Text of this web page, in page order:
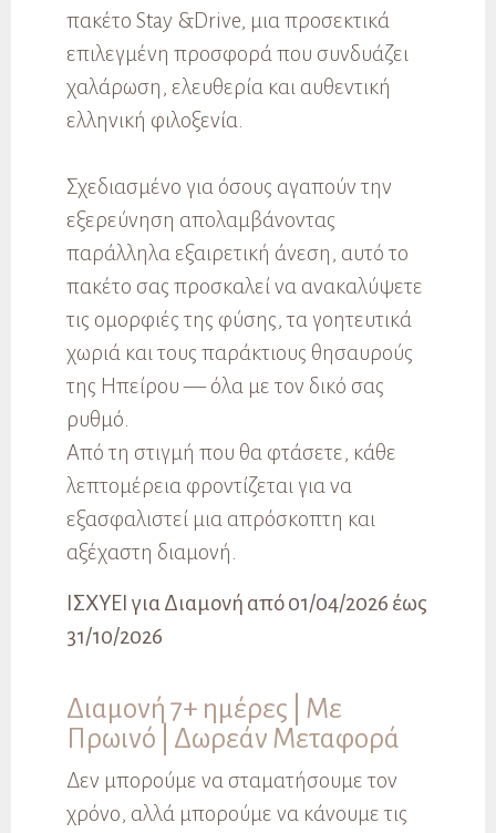
πακέτο Stay &Drive, μια προσεκτικά
επιλεγμένη προσφορά που συνδυάζει
χαλάρωση, ελευθερία και αυθεντική
ελληνική φιλοξενία.
Σχεδιασμένο για όσους αγαπούν την
εξερεύνηση απολαμβάνοντας
παράλληλα εξαιρετική άνεση, αυτό το
πακέτο σας προσκαλεί να ανακαλύψετε
τις ομορφιές της φύσης, τα γοητευτικά
χωριά και τους παράκτιους θησαυρούς
της Ηπείρου — όλα με τον δικό σας
ρυθμό.
Από τη στιγμή που θα φτάσετε, κάθε
λεπτομέρεια φροντίζεται για να
εξασφαλιστεί μια απρόσκοπτη και
αξέχαστη διαμονή.
ΙΣΧΥΕΙ για Διαμονή από 01/04/2026 έως
31/10/2026
Διαμονή 7+ ημέρες | Με
Πρωινό | Δωρεάν Μεταφορά
Δεν μπορούμε να σταματήσουμε τον
χρόνο, αλλά μπορούμε να κάνουμε τις